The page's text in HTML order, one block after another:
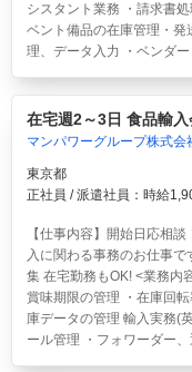
シスタント業務 ・請求書
ベント備品の在庫管理・
理、データ入力 ・ベンダー
在宅週2～3日 食品輸
マンパワーグループ株式会
東京都
正社員 / 派遣社員：時給
【仕事内容】開始日応相
入に関わる事務のお仕事
集 在宅勤務もOK! <業務内
賞味期限の管理 ・在庫回
庫データの管理 輸入実務(
ール管理 ・フォワーダー